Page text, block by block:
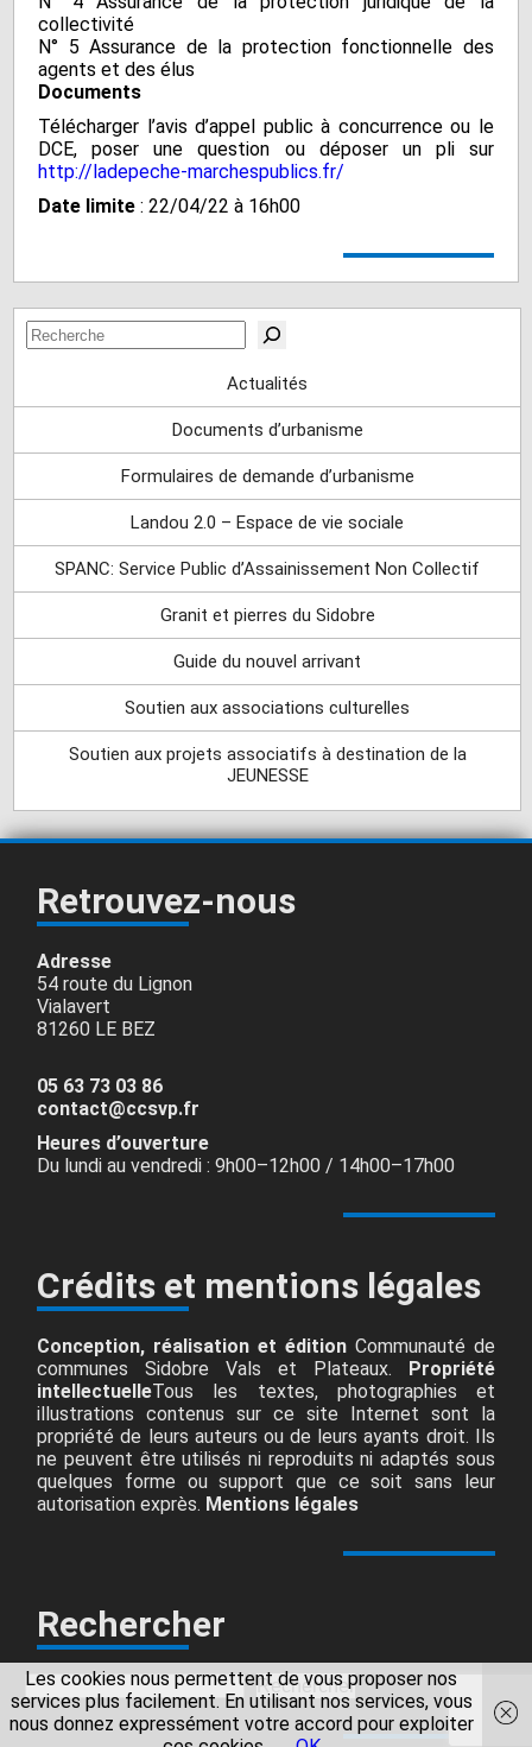
collectivité
N° 5 Assurance de la protection fonctionnelle des
agents et des élus
Documents
Télécharger l’avis d’appel public à concurrence ou le
DCE, poser une question ou déposer un pli sur
http://ladepeche-marchespublics.fr/
Date limite : 22/04/22 à 16h00
Rechercher
Actualités
Documents d’urbanisme
Formulaires de demande d’urbanisme
Landou 2.0 – Espace de vie sociale
SPANC: Service Public d’Assainissement Non Collectif
Granit et pierres du Sidobre
Guide du nouvel arrivant
Soutien aux associations culturelles
Soutien aux projets associatifs à destination de la
JEUNESSE
Retrouvez-nous
Adresse
54 route du Lignon
Vialavert
81260 LE BEZ
05 63 73 03 86
contact@ccsvp.fr
Heures d’ouverture
Du lundi au vendredi : 9h00–12h00 / 14h00–17h00
Crédits et mentions légales
Conception, réalisation et édition Communauté de
communes Sidobre Vals et Plateaux. Propriété
intellectuelleTous les textes, photographies et
illustrations contenus sur ce site Internet sont la
propriété de leurs auteurs ou de leurs ayants droit. Ils
ne peuvent être utilisés ni reproduits ni adaptés sous
quelques forme ou support que ce soit sans leur
autorisation exprès. Mentions légales
Rechercher
Rechercher Rechercher
Les cookies nous permettent de vous proposer nos
services plus facilement. En utilisant nos services, vous
nous donnez expressément votre accord pour exploiter